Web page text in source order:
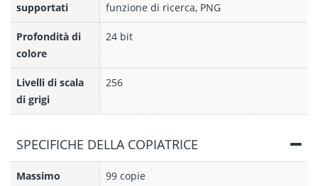
supportati
funzione di ricerca, PNG
Profondità di
colore
24 bit
Livelli di scala
di grigi
256
SPECIFICHE DELLA COPIATRICE
Massimo
99 copie